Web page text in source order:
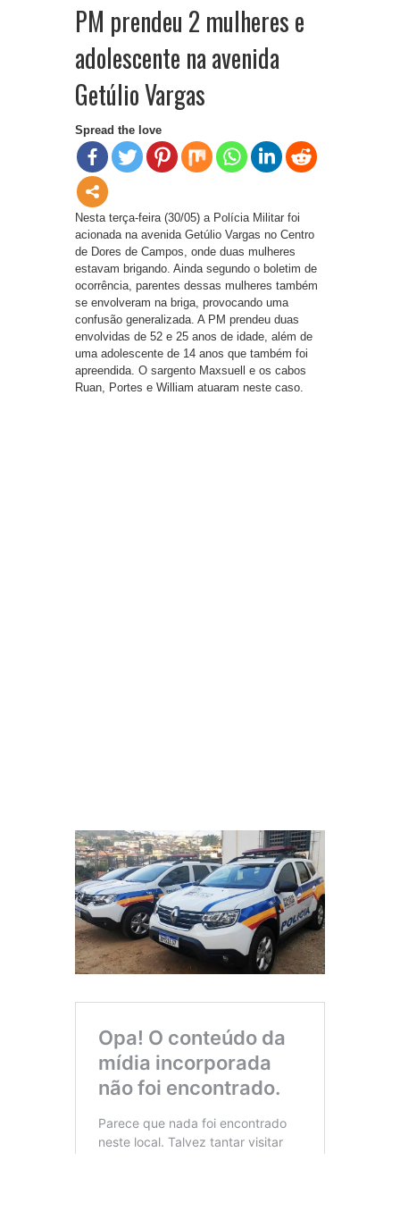
PM prendeu 2 mulheres e
adolescente na avenida
Getúlio Vargas
Spread the love
Nesta terça-feira (30/05) a Polícia Militar foi
acionada na avenida Getúlio Vargas no Centro
de Dores de Campos, onde duas mulheres
estavam brigando. Ainda segundo o boletim de
ocorrência, parentes dessas mulheres também
se envolveram na briga, provocando uma
confusão generalizada. A PM prendeu duas
envolvidas de 52 e 25 anos de idade, além de
uma adolescente de 14 anos que também foi
apreendida. O sargento Maxsuell e os cabos
Ruan, Portes e William atuaram neste caso.